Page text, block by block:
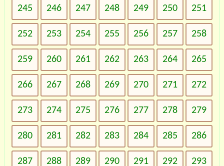
245 246 247 248 249 250 251
252 253 254 255 256 257 258
259 260 261 262 263 264 265
266 267 268 269 270 271 272
273 274 275 276 277 278 279
280 281 282 283 284 285 286
287 288 289 290 291 292 293